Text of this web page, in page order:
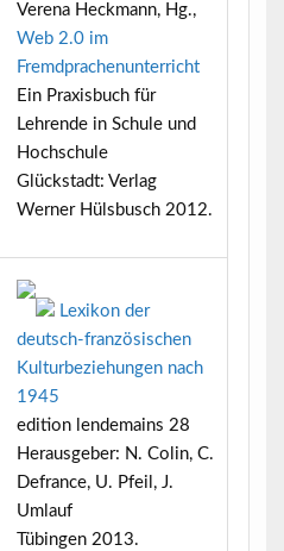
Verena Heckmann, Hg.,
Web 2.0 im
Fremdprachenunterricht
Ein Praxisbuch für
Lehrende in Schule und
Hochschule
Glückstadt: Verlag
Werner Hülsbusch 2012.
Lexikon der
deutsch-französischen
Kulturbeziehungen nach
1945
edition lendemains 28
Herausgeber: N. Colin, C.
Defrance, U. Pfeil, J.
Umlauf
Tübingen 2013.